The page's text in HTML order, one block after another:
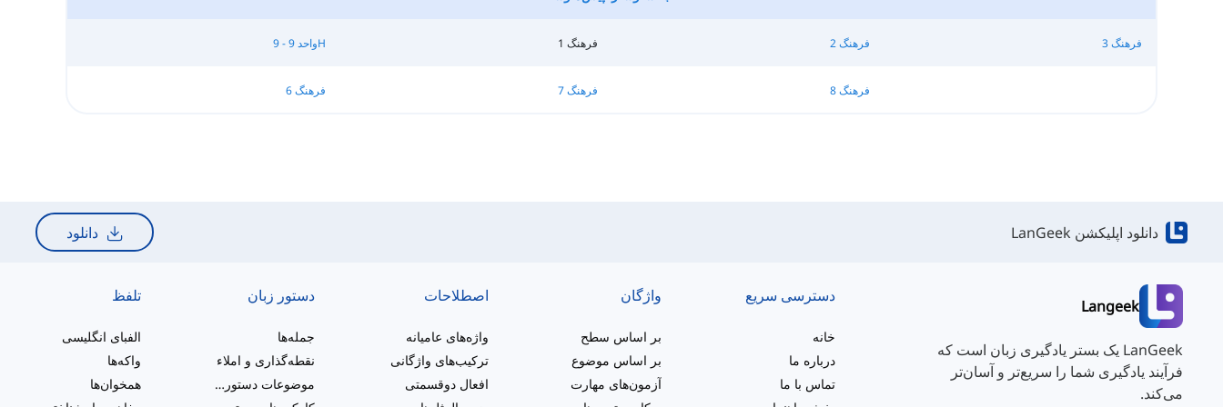
واحد 9 - 9H فرهنگ 1 فرهنگ 2 فرهنگ 3
فرهنگ 6 فرهنگ 7 فرهنگ 8
دانلود اپلیکشن LanGeek دانلود
Langeek
LanGeek یک بستر یادگیری زبان است که
فرآیند یادگیری شما را سریع‌تر و آسان‌تر
می‌کند.
دسترسی سریع
خانه
درباره ما
تماس با ما
واژگان
بر اساس سطح
بر اساس موضوع
آزمون‌های مهارت
اصطلاحات
واژه‌های عامیانه
ترکیب‌های واژگانی
افعال دوقسمتی
دستور زبان
جمله‌ها
نقطه‌گذاری و املاء
موضوعات دستور زبان متنوع
تلفظ
الفبای انگلیسی
واکه‌ها
همخوان‌ها